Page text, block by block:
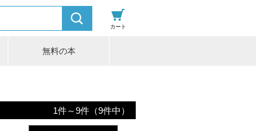
カート
無料の本
1件～9件（9件中）